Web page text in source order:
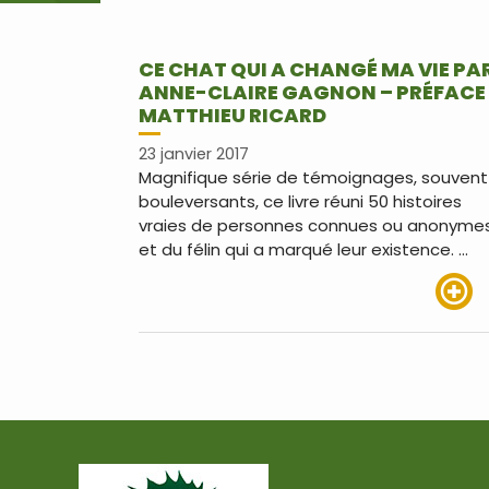
CE CHAT QUI A CHANGÉ MA VIE
ANNE-CLAIRE GAGNON – PRÉFACE
MATTHIEU RICARD
23 janvier 2017
Magnifique série de témoignages, souvent
bouleversants, ce livre réuni 50 histoires
vraies de personnes connues ou
et du félin qui a marqué leur existence. …